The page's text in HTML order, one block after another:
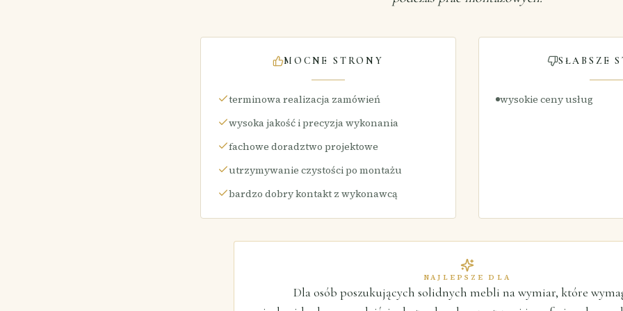
MOCNE STRONY
terminowa realizacja zamówień
wysoka jakość i precyzja wykonania
fachowe doradztwo projektowe
utrzymywanie czystości po montażu
bardzo dobry kontakt z wykonawcą
SŁABSZE
wysokie ceny usług
NAJLEPSZE DLA
Dla osób poszukujących solidnych mebli na wymiar, które